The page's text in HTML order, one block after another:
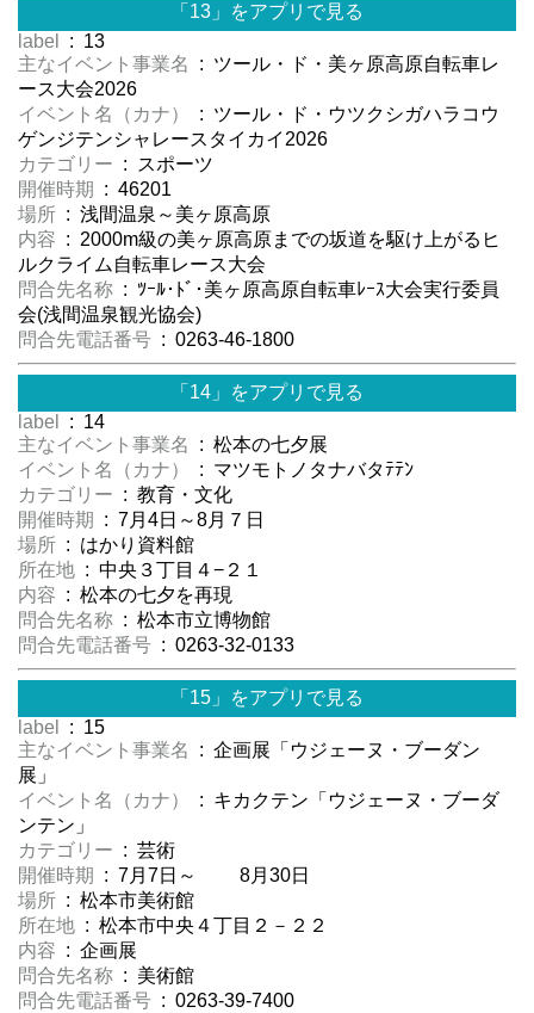
「13」をアプリで見る
label
: 13
主なイベント事業名
: ツール・ド・美ヶ原高原自転車レ
ース大会2026
イベント名（カナ）
: ツール・ド・ウツクシガハラコウ
ゲンジテンシャレースタイカイ2026
カテゴリー : スポーツ
開催時期
: 46201
場所 : 浅間温泉～美ヶ原高原
内容 : 2000m級の美ヶ原高原までの坂道を駆け上がるヒ
ルクライム自転車レース大会
問合先名称 : ﾂｰﾙ･ﾄﾞ･美ヶ原高原自転車ﾚｰｽ大会実行委員
会(浅間温泉観光協会)
問合先電話番号 : 0263-46-1800
「14」をアプリで見る
label
: 14
主なイベント事業名
: 松本の七夕展
イベント名（カナ）
: マツモトノタナバタﾃﾃﾝ
カテゴリー : 教育・文化
開催時期
: 7月4日～8月７日
場所 : はかり資料館
所在地 : 中央３丁目４−２１
内容 : 松本の七夕を再現
問合先名称 : 松本市立博物館
問合先電話番号 : 0263-32-0133
「15」をアプリで見る
label
: 15
主なイベント事業名
: 企画展「ウジェーヌ・ブーダン
展」
イベント名（カナ）
: キカクテン「ウジェーヌ・ブーダ
ンテン」
カテゴリー : 芸術
開催時期
: 7月7日～ 8月30日
場所 : 松本市美術館
所在地 : 松本市中央４丁目２－２２
内容 : 企画展
問合先名称 : 美術館
問合先電話番号 : 0263-39-7400